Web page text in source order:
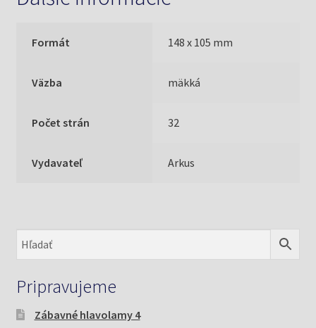
Formát 148 x 105 mm
Väzba mäkká
Počet strán 32
Vydavateľ Arkus
Pripravujeme
Zábavné hlavolamy 4